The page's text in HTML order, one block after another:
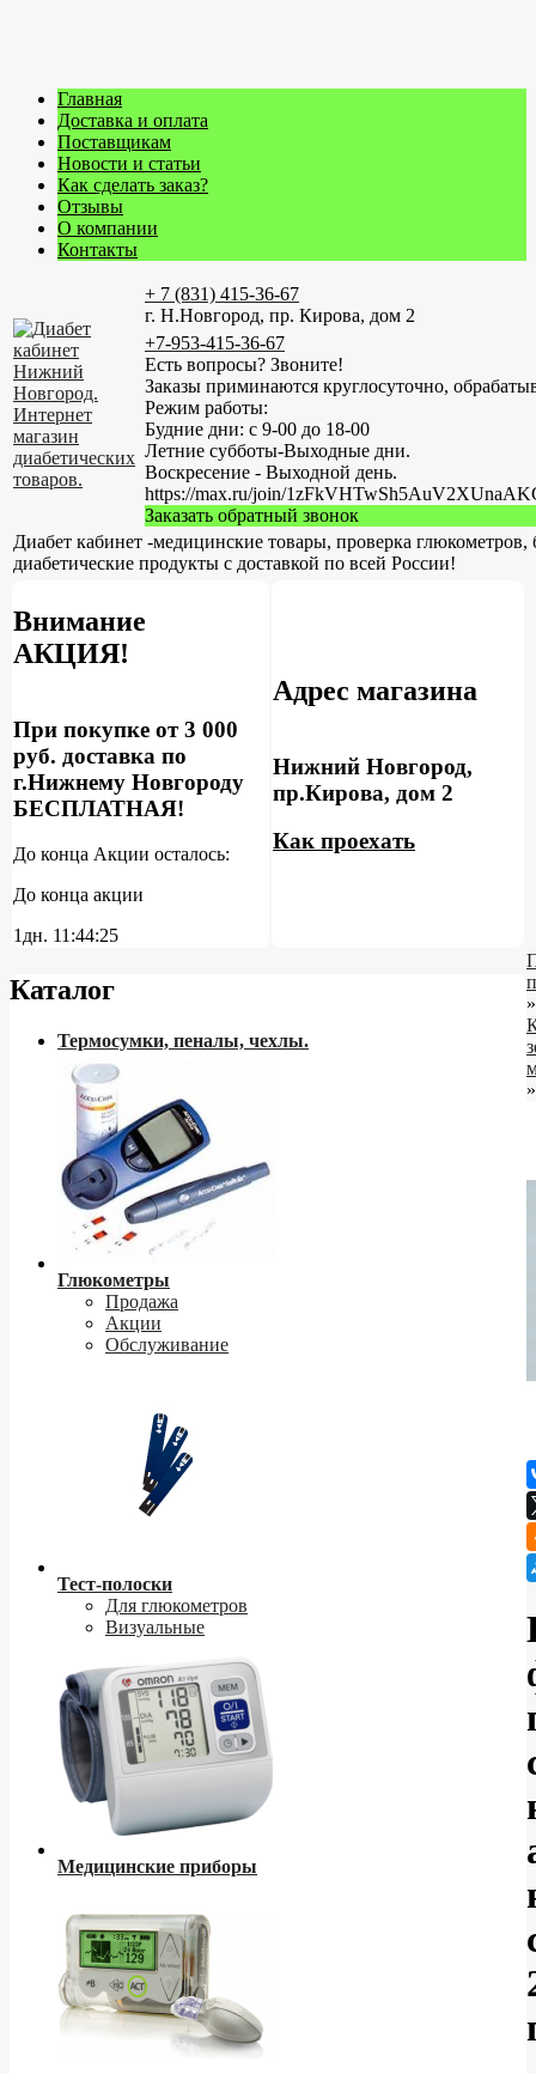
Главная
Доставка и оплата
Поставщикам
Новости и статьи
Как сделать заказ?
Отзывы
О компании
Контакты
+ 7 (831) 415-36-67
г. Н.Новгород, пр. Кирова, дом 2
+7-953-415-36-67
Есть вопросы? Звоните!
Заказы приминаются круглосуточно,
Режим работы:
Будние дни: с 9-00 до 18-00
Летние субботы-Выходные дни.
Воскресение - Выходной день.
https://max.ru/join/
Заказать обратный звонок
Диабет кабинет -медицинские товары, проверка глюкометров,
диабетические продукты с доставкой по всей России!
Внимание
АКЦИЯ!
При покупке от 3 000
руб. доставка по
г.Нижнему Новгороду
БЕСПЛАТНАЯ!
До конца Акции осталось:
До конца акции
1дн. 11:44:24
Адрес магазина
Нижний Новгород,
пр.Кирова, дом 2
Как проехать
Каталог
Термосумки, пеналы, чехлы.
Глюкометры
Продажа
Акции
Обслуживание
Тест-полоски
Для глюкометров
Визуальные
Медицинские приборы
»
»